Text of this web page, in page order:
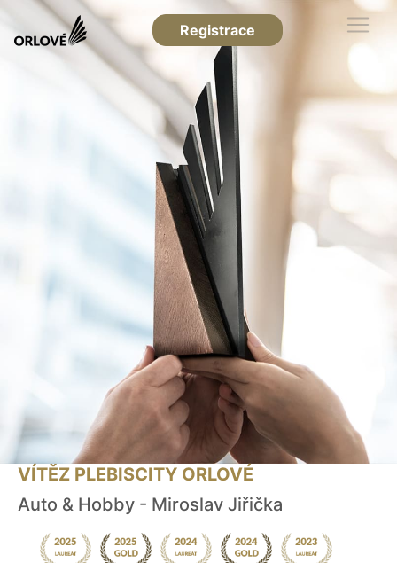
Registrace
VÍTĚZ PLEBISCITY ORLOVÉ
Auto & Hobby - Miroslav Jiřička